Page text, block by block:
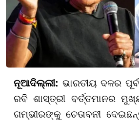
ନୂଆଦିଲ୍ଲୀ: ଭାରତୀୟ ଦଳର
ରବି ଶାସ୍ତ୍ରୀ ବର୍ତ୍ତମାନର
ଗମ୍ଭୀରଙ୍କୁ ଚେତାବନୀ